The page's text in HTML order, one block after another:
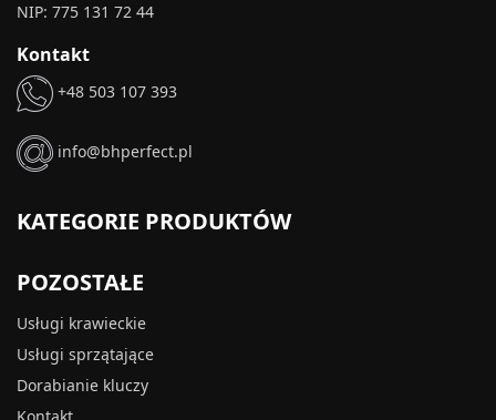
NIP: 775 131 72 44
Kontakt
+48 503 107 393
info@bhperfect.pl
KATEGORIE PRODUKTÓW
POZOSTAŁE
Usługi krawieckie
Usługi sprzątające
Dorabianie kluczy